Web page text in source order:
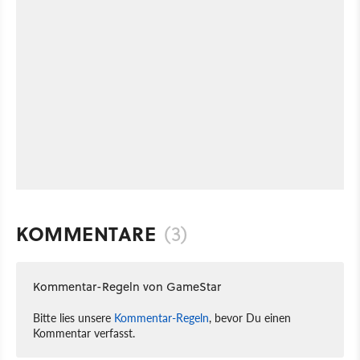
KOMMENTARE (3)
Kommentar-Regeln von GameStar
Bitte lies unsere Kommentar-Regeln, bevor Du einen
Kommentar verfasst.